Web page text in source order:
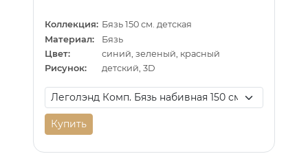
Коллекция: Бязь 150 см. детская
Материал:
Бязь
Цвет:
синий, зеленый, красный
Рисунок:
детский, 3D
Купить